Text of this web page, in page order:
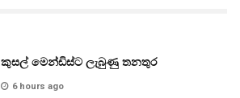
කුසල් මෙන්ඩිස්ට ලැබුණු තනතුර
6 hours ago